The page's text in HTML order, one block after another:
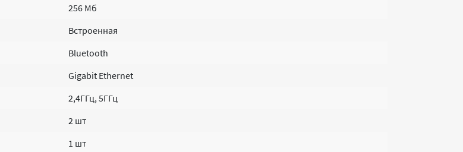
256 Мб
Встроенная
Bluetooth
Gigabit Ethernet
2,4ГГц, 5ГГц
2 шт
1 шт